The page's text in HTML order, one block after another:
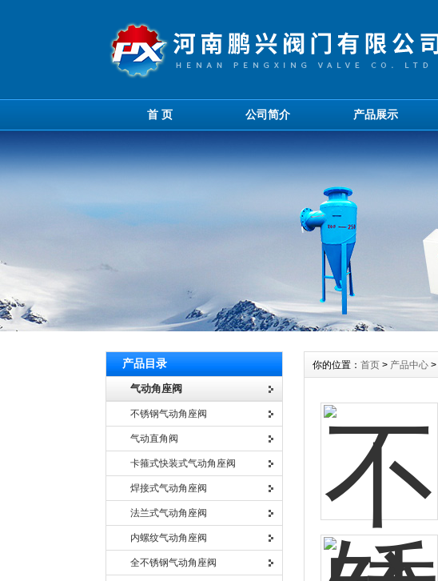
首 页 公司简介 产品展示
产品目录
气动角座阀
不锈钢气动角座阀
气动直角阀
卡箍式快装式气动角座阀
焊接式气动角座阀
法兰式气动角座阀
内螺纹气动角座阀
全不锈钢气动角座阀
你的位置： 首页 > 产品中心 >